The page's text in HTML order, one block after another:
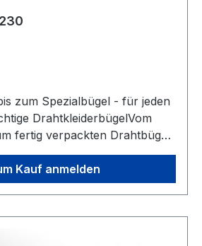
zum Spezialbügel - für jeden
DrahtkleiderbügelVom
fertig verpackten Drahtbügel.
in den Verfahren
Galvanisierungstechnologie
Produkte bezüglich
besonders aus. Die
Kauf anmelden